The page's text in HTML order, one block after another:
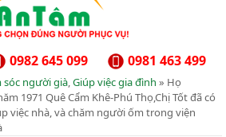
0981 463 499
0982 645 099
sóc người già,Giúp việc gia đình » Họ
1971 Quê Cẩm Khê-Phú Thọ,Chị Tốt đã có
việc nhà, và chăm người ốm trong viện